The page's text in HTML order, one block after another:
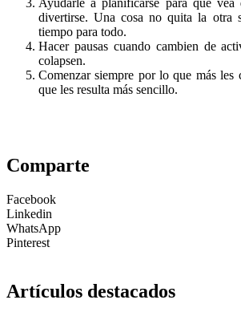
Ayudarle a planificarse para que vea
divertirse. Una cosa no quita la otra
tiempo para todo.
Hacer pausas cuando cambien de
colapsen.
Comenzar siempre por lo que más les
que les resulta más sencillo.
Comparte
Facebook
Linkedin
WhatsApp
Pinterest
Artículos destacados